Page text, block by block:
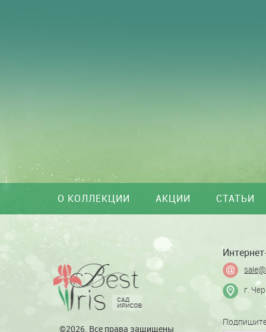
О КОЛЛЕКЦИИ АКЦИИ СТАТЬИ
©2026. Все права защищены
г.